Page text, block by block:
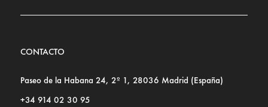
CONTACTO
Paseo de la Habana 24, 2º 1, 28036 Madrid (España)
+34 914 02 30 95